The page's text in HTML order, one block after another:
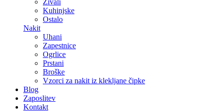
Živali
Kuhinjske
Ostalo
Nakit
Uhani
Zapestnice
Ogrlice
Prstani
Broške
Vzorci za nakit iz klekljane čipke
Blog
Zaposlitev
Kontakt